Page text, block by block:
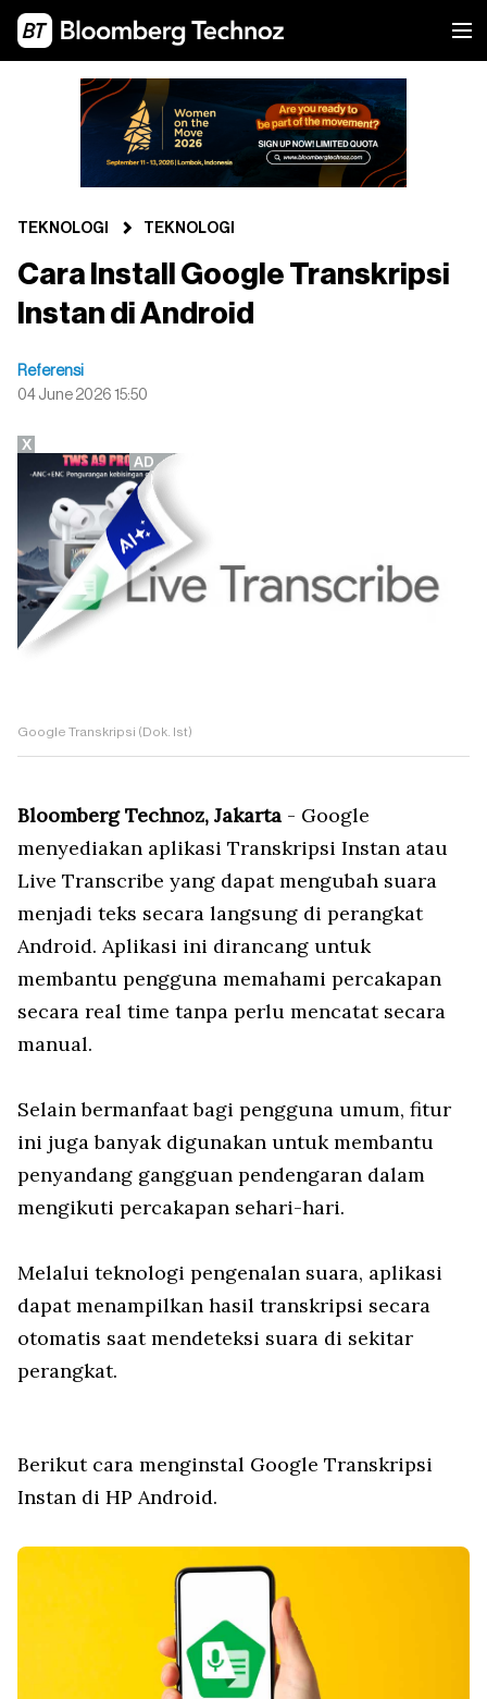
TEKNOLOGI TEKNOLOGI
Cara Install Google Transkripsi
Instan di Android
Referensi
04 June 2026 15:50
Google Transkripsi (Dok. Ist)
Bloomberg Technoz, Jakarta - Google
menyediakan aplikasi Transkripsi Instan atau
Live Transcribe yang dapat mengubah suara
menjadi teks secara langsung di perangkat
Android. Aplikasi ini dirancang untuk
membantu pengguna memahami percakapan
secara real time tanpa perlu mencatat secara
manual.
Selain bermanfaat bagi pengguna umum, fitur
ini juga banyak digunakan untuk membantu
penyandang gangguan pendengaran dalam
mengikuti percakapan sehari-hari.
Melalui teknologi pengenalan suara, aplikasi
dapat menampilkan hasil transkripsi secara
otomatis saat mendeteksi suara di sekitar
perangkat.
Berikut cara menginstal Google Transkripsi
Instan di HP Android.
X